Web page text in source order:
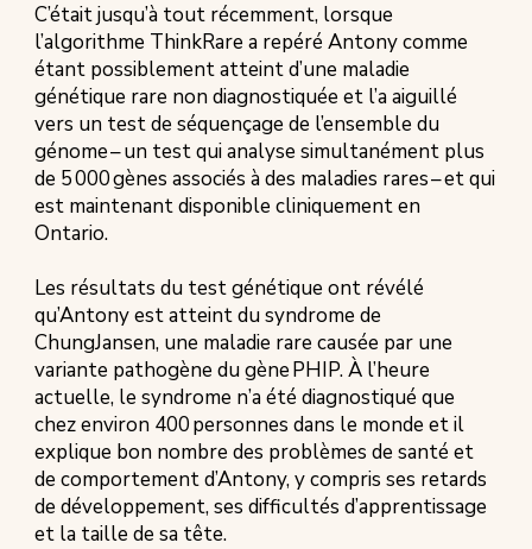
C’était jusqu’à tout récemment, lorsque
l’algorithme ThinkRare a repéré Antony comme
étant possiblement atteint d’une maladie
génétique rare non diagnostiquée et l’a aiguillé
vers un test de séquençage de l’ensemble du
génome – un test qui analyse simultanément plus
de 5 000 gènes associés à des maladies rares – et qui
est maintenant disponible cliniquement en
Ontario.
Les résultats du test génétique ont révélé
qu’Antony est atteint du syndrome de
ChungJansen, une maladie rare causée par une
variante pathogène du gène PHIP. À l’heure
actuelle, le syndrome n’a été diagnostiqué que
chez environ 400 personnes dans le monde et il
explique bon nombre des problèmes de santé et
de comportement d’Antony, y compris ses retards
de développement, ses difficultés d’apprentissage
et la taille de sa tête.